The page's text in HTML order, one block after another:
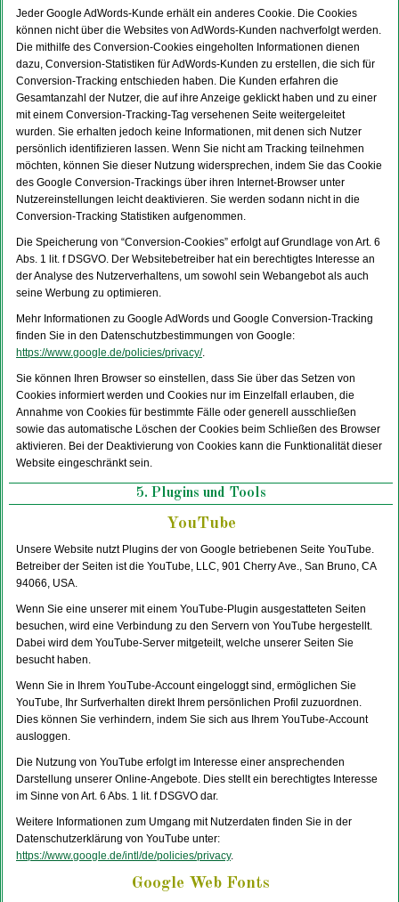
Jeder Google AdWords-Kunde erhält ein anderes Cookie. Die Cookies
können nicht über die Websites von AdWords-Kunden nachverfolgt werden.
Die mithilfe des Conversion-Cookies eingeholten Informationen dienen
dazu, Conversion-Statistiken für AdWords-Kunden zu erstellen, die sich für
Conversion-Tracking entschieden haben. Die Kunden erfahren die
Gesamtanzahl der Nutzer, die auf ihre Anzeige geklickt haben und zu einer
mit einem Conversion-Tracking-Tag versehenen Seite weitergeleitet
wurden. Sie erhalten jedoch keine Informationen, mit denen sich Nutzer
persönlich identifizieren lassen. Wenn Sie nicht am Tracking teilnehmen
möchten, können Sie dieser Nutzung widersprechen, indem Sie das Cookie
des Google Conversion-Trackings über ihren Internet-Browser unter
Nutzereinstellungen leicht deaktivieren. Sie werden sodann nicht in die
Conversion-Tracking Statistiken aufgenommen.
Die Speicherung von “Conversion-Cookies” erfolgt auf Grundlage von Art. 6
Abs. 1 lit. f DSGVO. Der Websitebetreiber hat ein berechtigtes Interesse an
der Analyse des Nutzerverhaltens, um sowohl sein Webangebot als auch
seine Werbung zu optimieren.
Mehr Informationen zu Google AdWords und Google Conversion-Tracking
finden Sie in den Datenschutzbestimmungen von Google:
https://www.google.de/policies/privacy/.
Sie können Ihren Browser so einstellen, dass Sie über das Setzen von
Cookies informiert werden und Cookies nur im Einzelfall erlauben, die
Annahme von Cookies für bestimmte Fälle oder generell ausschließen
sowie das automatische Löschen der Cookies beim Schließen des Browser
aktivieren. Bei der Deaktivierung von Cookies kann die Funktionalität dieser
Website eingeschränkt sein.
5. Plugins und Tools
YouTube
Unsere Website nutzt Plugins der von Google betriebenen Seite YouTube.
Betreiber der Seiten ist die YouTube, LLC, 901 Cherry Ave., San Bruno, CA
94066, USA.
Wenn Sie eine unserer mit einem YouTube-Plugin ausgestatteten Seiten
besuchen, wird eine Verbindung zu den Servern von YouTube hergestellt.
Dabei wird dem YouTube-Server mitgeteilt, welche unserer Seiten Sie
besucht haben.
Wenn Sie in Ihrem YouTube-Account eingeloggt sind, ermöglichen Sie
YouTube, Ihr Surfverhalten direkt Ihrem persönlichen Profil zuzuordnen.
Dies können Sie verhindern, indem Sie sich aus Ihrem YouTube-Account
ausloggen.
Die Nutzung von YouTube erfolgt im Interesse einer ansprechenden
Darstellung unserer Online-Angebote. Dies stellt ein berechtigtes Interesse
im Sinne von Art. 6 Abs. 1 lit. f DSGVO dar.
Weitere Informationen zum Umgang mit Nutzerdaten finden Sie in der
Datenschutzerklärung von YouTube unter:
https://www.google.de/intl/de/policies/privacy.
Google Web Fonts